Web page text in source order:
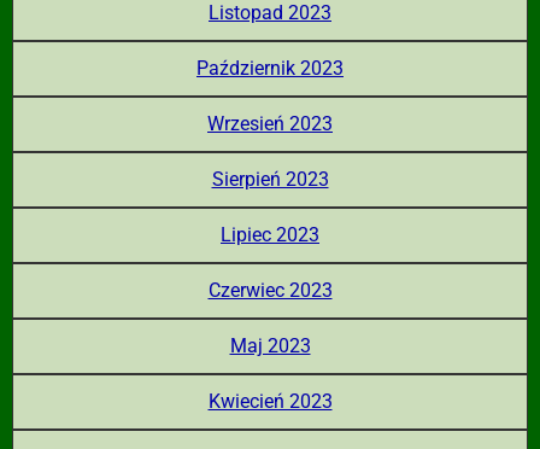
Listopad 2023
Październik 2023
Wrzesień 2023
Sierpień 2023
Lipiec 2023
Czerwiec 2023
Maj 2023
Kwiecień 2023